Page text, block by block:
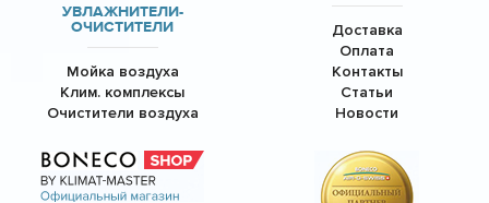
УВЛАЖНИТЕЛИ-
ОЧИСТИТЕЛИ
Мойка воздуха
Клим. комплексы
Очистители воздуха
Доставка
Оплата
Контакты
Статьи
Новости